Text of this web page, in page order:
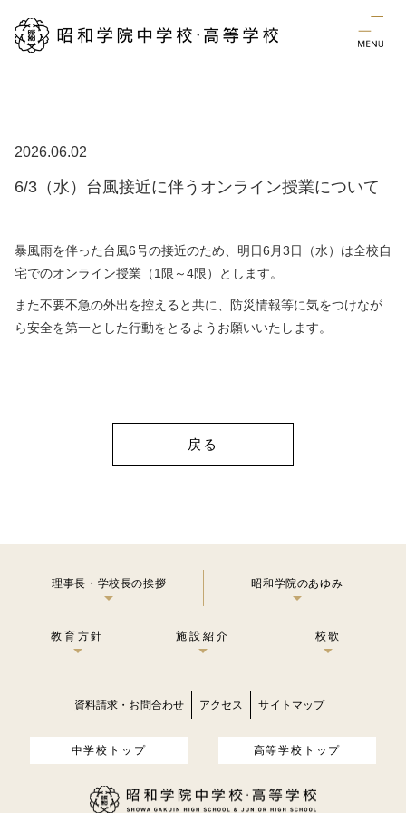
2026.06.02
6/3（水）台風接近に伴うオンライン授業について
暴風雨を伴った台風6号の接近のため、明日6月3日（水） は全校自
宅でのオンライン授業（1限～4限）とします。
また不要不急の外出を控えると共に、防災情報等に気をつけなが
ら安全を第一とした行動をとるようお願いいたします。
戻る
理事長・学校長の挨拶 昭和学院のあゆみ
教育方針 施設紹介 校歌
資料請求・お問合わせ アクセス サイトマップ
中学校トップ 高等学校トップ